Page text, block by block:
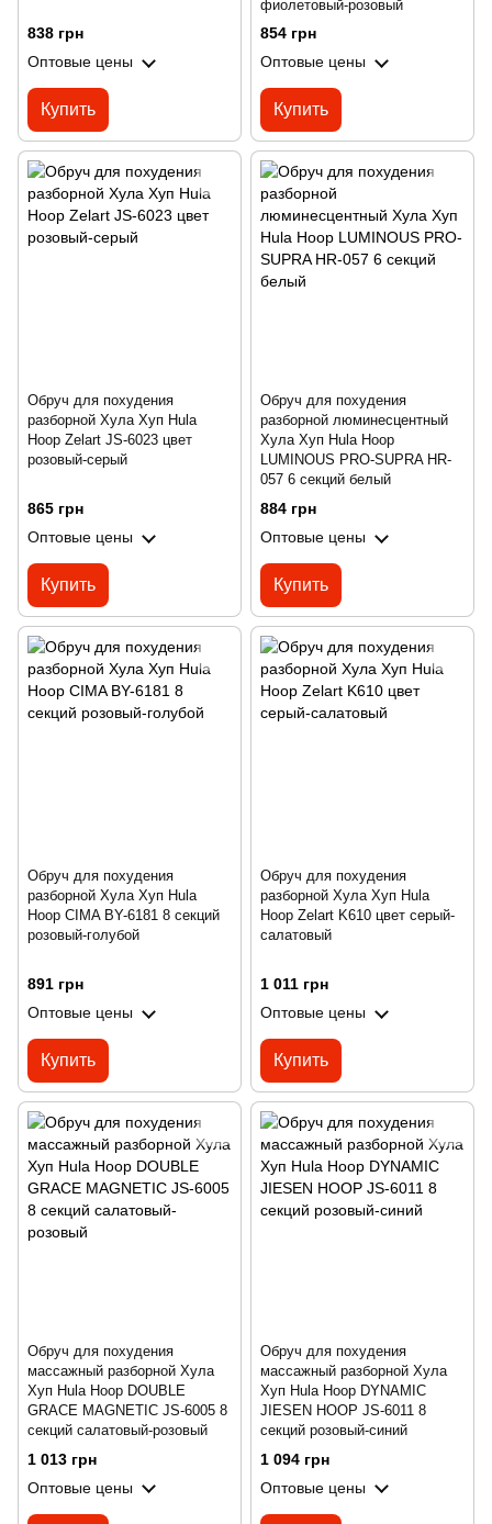
838 грн
Оптовые цены
Купить
фиолетовый-розовый
854 грн
Оптовые цены
Купить
Обруч для похудения
разборной Хула Хуп Hula
Hoop Zelart JS-6023 цвет
розовый-серый
865 грн
Оптовые цены
Купить
Обруч для похудения
разборной люминесцентный
Хула Хуп Hula Hoop
LUMINOUS PRO-SUPRA HR-
057 6 секций белый
884 грн
Оптовые цены
Купить
Обруч для похудения
разборной Хула Хуп Hula
Hoop CIMA BY-6181 8 секций
розовый-голубой
891 грн
Оптовые цены
Купить
Обруч для похудения
разборной Хула Хуп Hula
Hoop Zelart K610 цвет серый-
салатовый
1 011 грн
Оптовые цены
Купить
Обруч для похудения
массажный разборной Хула
Хуп Hula Hoop DOUBLE
GRACE MAGNETIC JS-6005 8
секций салатовый-розовый
1 013 грн
Оптовые цены
Обруч для похудения
массажный разборной Хула
Хуп Hula Hoop DYNAMIC
JIESEN HOOP JS-6011 8
секций розовый-синий
1 094 грн
Оптовые цены